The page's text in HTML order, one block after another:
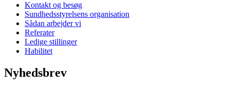
Kontakt og besøg
Sundhedsstyrelsens organisation
Sådan arbejder vi
Referater
Ledige stillinger
Habilitet
Nyhedsbrev